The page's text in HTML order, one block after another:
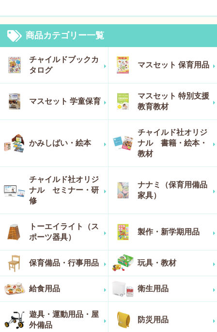
商品カテゴリー一覧
チャイルドブックカ
タログ
マスセット 保育用品
マスセット 学童保育
マスセット 特別支援
教育教材
かみしばい・絵本
チャイルド社オリジ
ナル 書籍・絵本・
教材
チャイルド社オリジ
ナル セミナー・研
修
ナナミ（保育用備品
家具）
トーエイライト（ス
ポーツ器具）
製作・新学期用品
保育備品・行事用品 玩具・教材
給食用品 衛生用品
遊具・運動用品・屋
外備品
防災用品